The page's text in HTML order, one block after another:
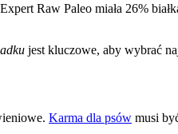
Raw Paleo miała 26%
jest kluczowe, aby wybrać
Karma dla psów musi